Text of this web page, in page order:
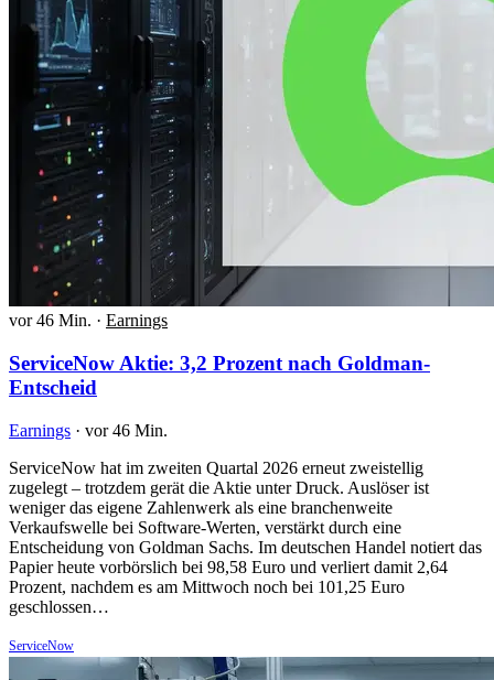
vor 46 Min. · Earnings
ServiceNow Aktie: 3,2 Prozent nach Goldman-
Entscheid
Earnings · vor 46 Min.
ServiceNow hat im zweiten Quartal 2026 erneut zweistellig
zugelegt – trotzdem gerät die Aktie unter Druck. Auslöser ist
weniger das eigene Zahlenwerk als eine branchenweite
Verkaufswelle bei Software-Werten, verstärkt durch eine
Entscheidung von Goldman Sachs. Im deutschen Handel notiert das
Papier heute vorbörslich bei 98,58 Euro und verliert damit 2,64
Prozent, nachdem es am Mittwoch noch bei 101,25 Euro
geschlossen…
ServiceNow